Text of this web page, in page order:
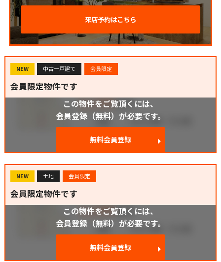
来店予約はこちら
NEW 中古一戸建て 会員限定
会員限定物件です
この物件をご覧頂くには、
会員登録（無料）が必要です。
無料会員登録
NEW 土地 会員限定
会員限定物件です
この物件をご覧頂くには、
会員登録（無料）が必要です。
無料会員登録